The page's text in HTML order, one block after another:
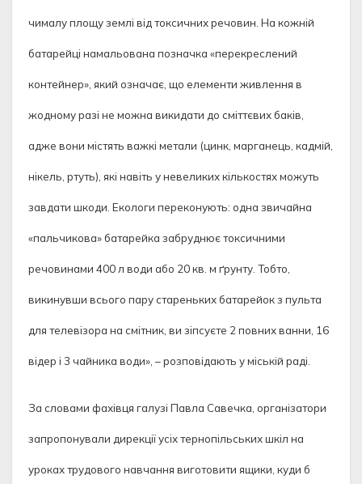
чималу площу землі від токсичних речовин. На кожній
батарейці намальована позначка «перекреслений
контейнер», який означає, що елементи живлення в
жодному разі не можна викидати до сміттєвих баків,
адже вони містять важкі метали (цинк, марганець, кадмій,
нікель, ртуть), які навіть у невеликих кількостях можуть
завдати шкоди. Екологи переконують: одна звичайна
«пальчикова» батарейка забруднює токсичними
речовинами 400 л води або 20 кв. м ґрунту. Тобто,
викинувши всього пару стареньких батарейок з пульта
для телевізора на смітник, ви зіпсуєте 2 повних ванни, 16
відер і 3 чайника води», – розповідають у міській раді.
За словами фахівця галузі Павла Савечка, організатори
запропонували дирекції усіх тернопільських шкіл на
уроках трудового навчання виготовити ящики, куди б